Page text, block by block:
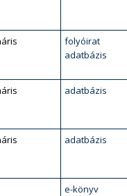
folyóirat
adatbázis
adatbázis
adatbázis
e-könyv